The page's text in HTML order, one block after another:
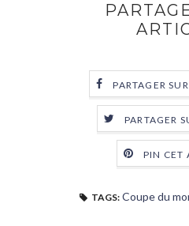
PARTAGER
PARTAGER
PIN CET
TAGS: Coupe du